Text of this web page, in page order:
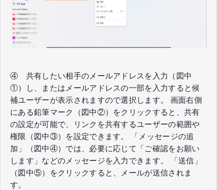
④ 共有したい相手のメールアドレスを入力（図中
①）し、またはメールアドレスの一部を入力すると候
補ユーザーが表示されますので選択します。 画面右側
にある鉛筆マーク（図中②）をクリックすると、共有
の設定が可能で、リンクを共有するユーザーの範囲や
権限（図中③）を設定できます。 「メッセージの追
加」（図中④）では、必要に応じて「ご確認をお願い
します」などのメッセージを入力できます。 「送信」
（図中⑤）をクリックすると、メールが送信されま
す。